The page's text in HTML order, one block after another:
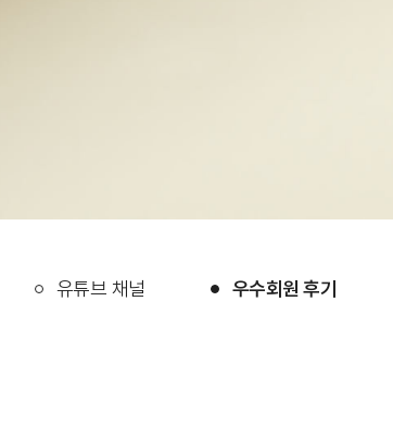
유튜브 채널 우수회원 후기